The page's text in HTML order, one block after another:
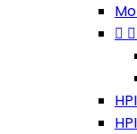
 
HPI